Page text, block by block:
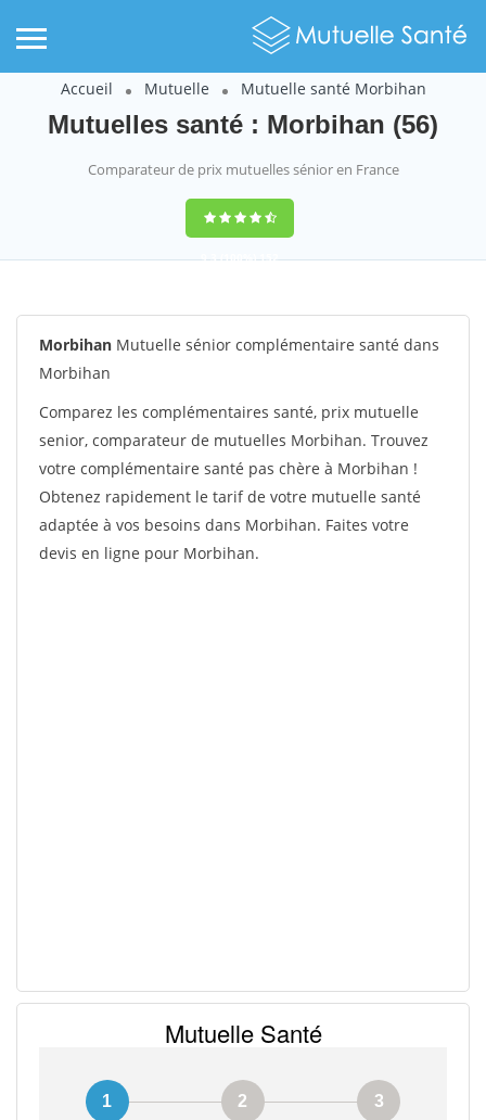
Accueil Mutuelle Mutuelle santé Morbihan
Mutuelles santé : Morbihan (56)
Comparateur de prix mutuelles sénior en France
9,3(100%)152
Morbihan Mutuelle sénior complémentaire santé dans
Morbihan
Comparez les complémentaires santé, prix mutuelle
senior, comparateur de mutuelles Morbihan. Trouvez
votre complémentaire santé pas chère à Morbihan !
Obtenez rapidement le tarif de votre mutuelle santé
adaptée à vos besoins dans Morbihan. Faites votre
devis en ligne pour Morbihan.